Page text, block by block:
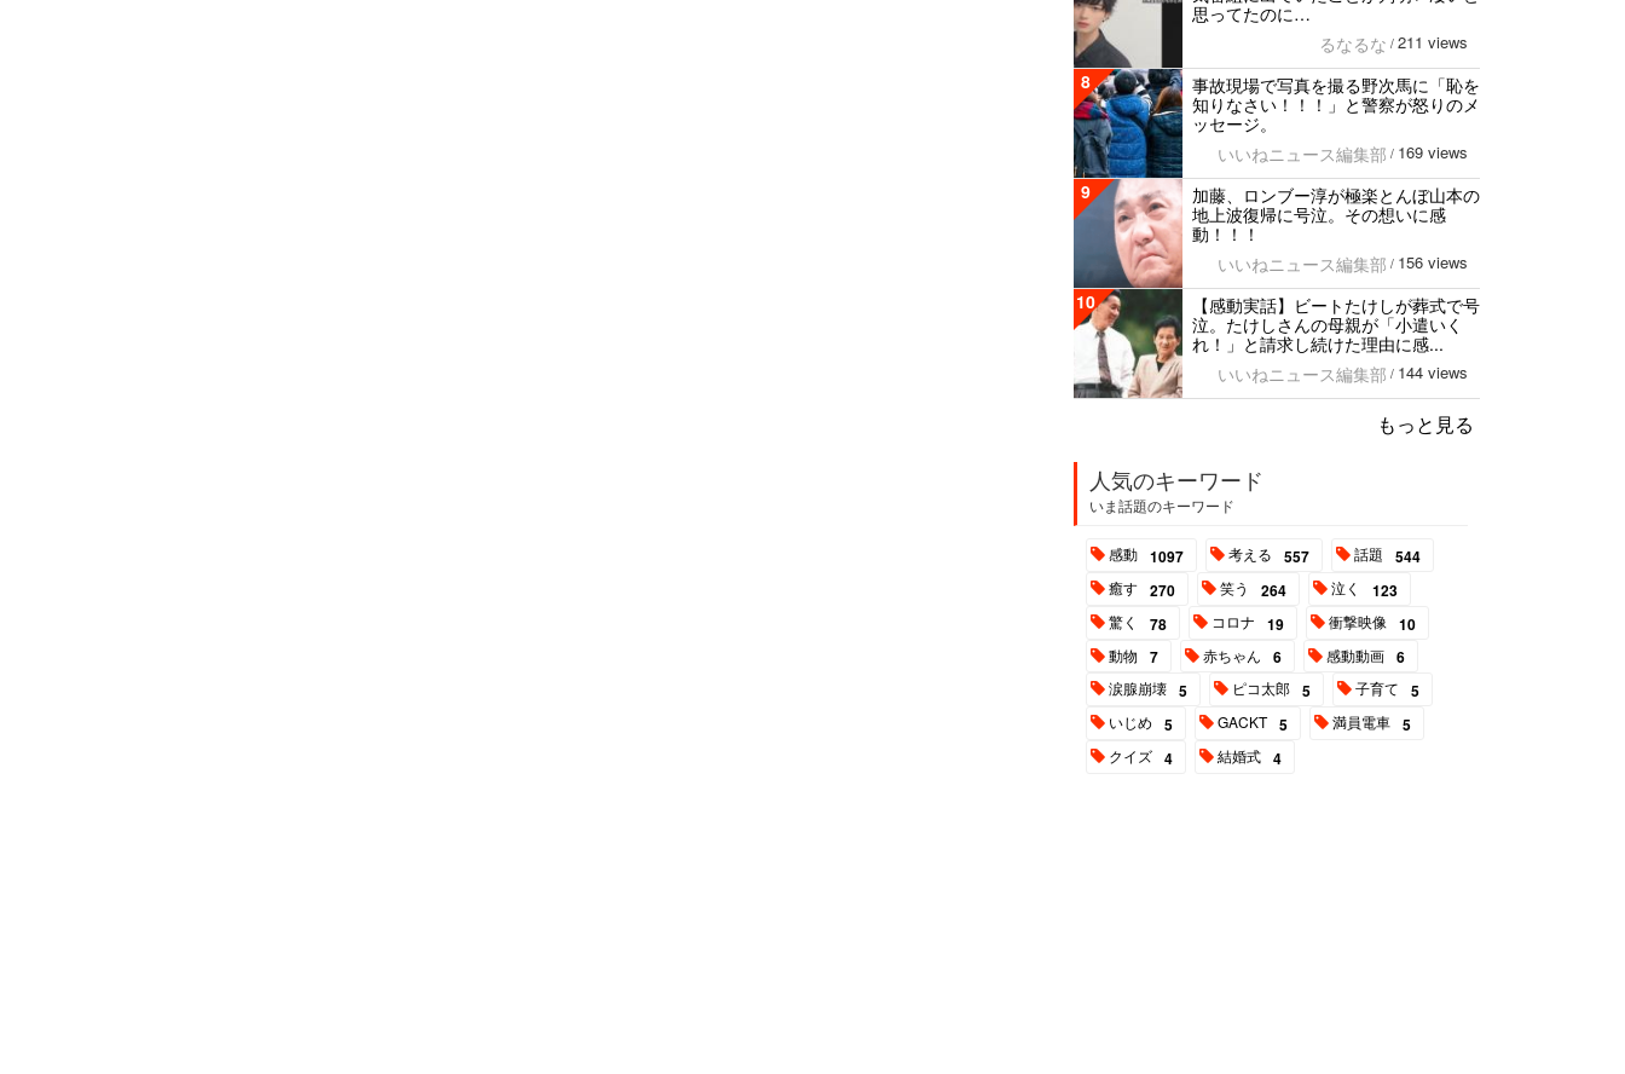
思ってたのに…
るなるな / 211 views
8
事故現場で写真を撮る野次馬に「恥を
知りなさい！！！」と警察が怒りのメ
ッセージ。
いいねニュース編集部 / 169 views
9
加藤、ロンブー淳が極楽とんぼ山本の
地上波復帰に号泣。その想いに感
動！！！
いいねニュース編集部 / 156 views
10
【感動実話】ビートたけしが葬式で号
泣。たけしさんの母親が「小遣いく
れ！」と請求し続けた理由に感...
いいねニュース編集部 / 144 views
もっと見る
人気のキーワード
いま話題のキーワード
感動 1097 考える 557 話題 544
癒す 270 笑う 264 泣く 123
驚く 78 コロナ 19 衝撃映像 10
動物 7 赤ちゃん 6 感動動画 6
涙腺崩壊 5 ピコ太郎 5 子育て 5
いじめ 5 GACKT 5 満員電車 5
クイズ 4 結婚式 4